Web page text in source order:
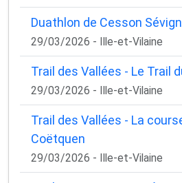
Duathlon de Cesson
29/03/2026 - Ille-et-Vilaine
Trail des Vallées - Le Trail
29/03/2026 - Ille-et-Vilaine
Trail des Vallées - La
Coëtquen
29/03/2026 - Ille-et-Vilaine